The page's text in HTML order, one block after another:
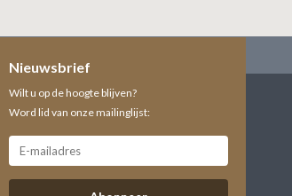
Nieuwsbrief
Wilt u op de hoogte blijven?
Word lid van onze mailinglijst: